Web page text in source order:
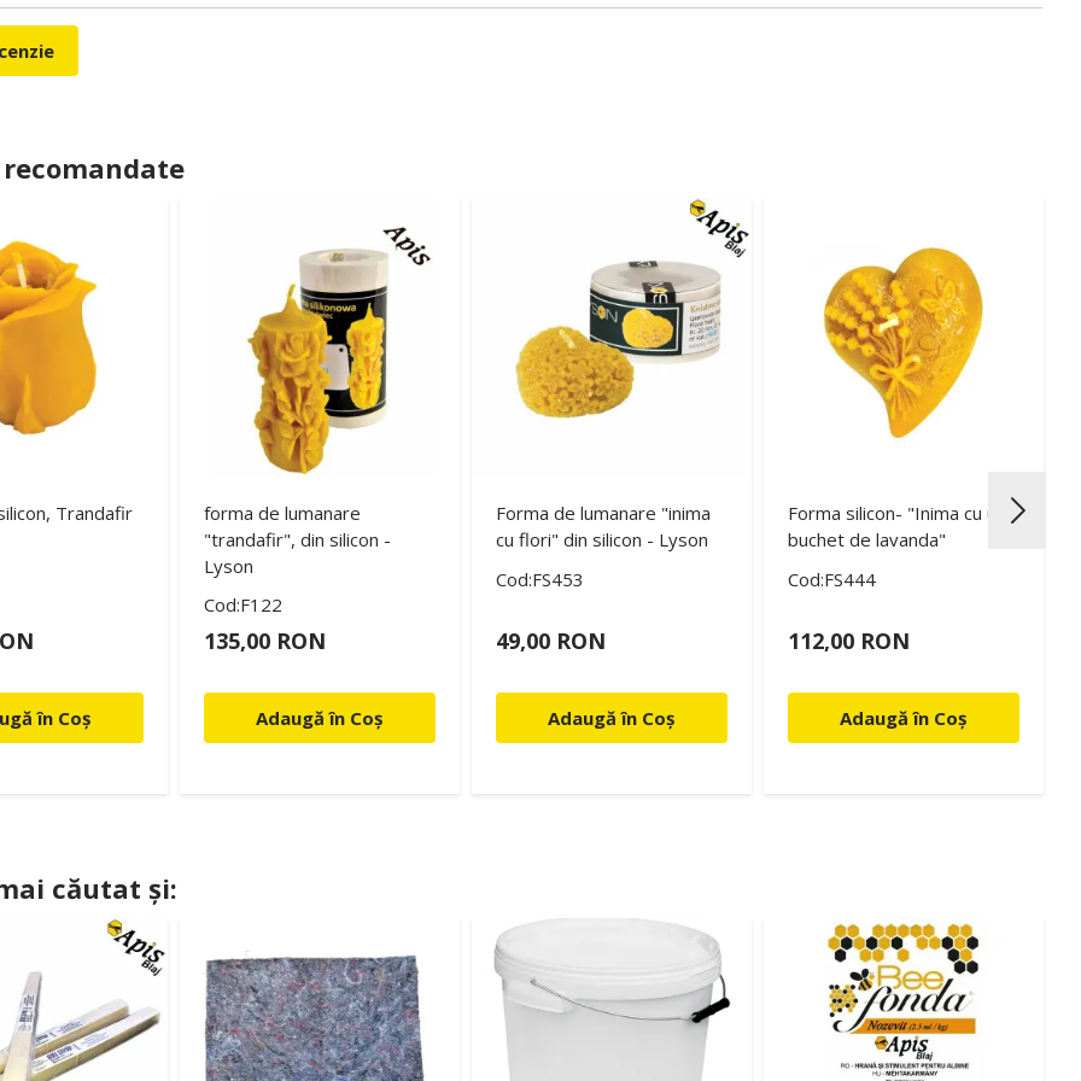
recomandate
Trandafir
în Coș
forma de lumanare
"trandafir", din silicon -
Lyson
Cod:F122
135,00 RON
Adaugă în Coș
Forma de lumanare "inima
cu flori" din silicon - Lyson
Cod:FS453
49,00 RON
Adaugă în Coș
Forma silicon- "Inima cu u
buchet de lavanda"
Cod:FS444
112,00 RON
Adaugă în Coș
căutat și: